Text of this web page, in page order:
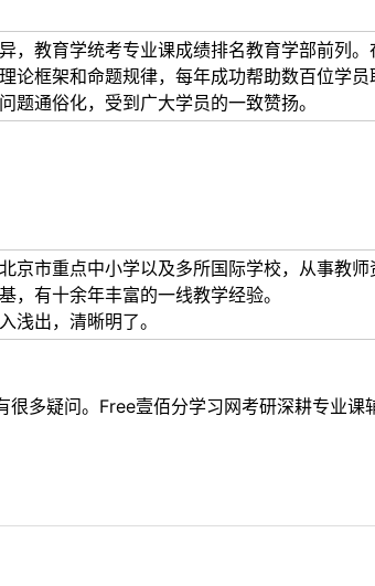
教育学统考专业课成绩排名教育学部前列。
框架和命题规律，每年成功帮助数百位学员
通俗化，受到广大学员的一致赞扬。
京市重点中小学以及多所国际学校，从事教
有十余年丰富的一线教学经验。
浅出，清晰明了。
多疑问。Free壹佰分学习网考研深耕专业